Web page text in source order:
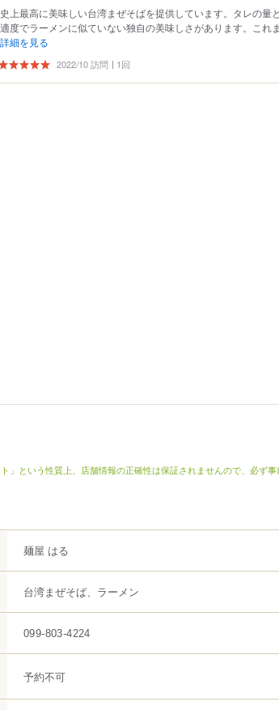
上最高に美味しい台湾まぜそばを提供しています。タレの量
度でラーメンに似ていない独自の美味しさがあります。これ
詳細を見る
2022/10 訪問 1回
」という性質上、店舗情報の正確性は保証されませんので、必ず事
麺屋 はる
台湾まぜそば、ラーメン
099-803-4224
予約不可